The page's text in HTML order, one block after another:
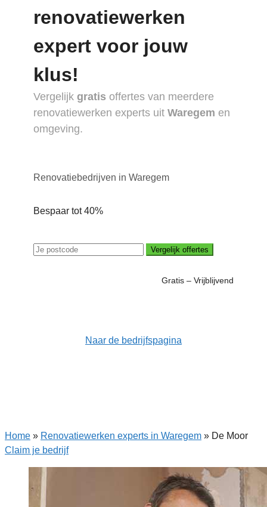
renovatiewerken
expert voor jouw
klus!
Vergelijk gratis offertes van meerdere
renovatiewerken experts uit Waregem en
omgeving.
Renovatiebedrijven in Waregem
Bespaar tot 40%
Vergelijk offertes
Gratis – Vrijblijvend
Naar de bedrijfspagina
Home » Renovatiewerken experts in Waregem » De Moor
Claim je bedrijf